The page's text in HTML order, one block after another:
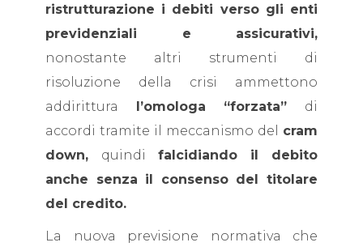
ristrutturazione i debiti verso gli enti
previdenziali e assicurativi,
nonostante altri strumenti di
risoluzione della crisi ammettono
addirittura l’omologa “forzata” di
accordi tramite il meccanismo del cram
down, quindi falcidiando il debito
anche senza il consenso del titolare
del credito.
La nuova previsione normativa che